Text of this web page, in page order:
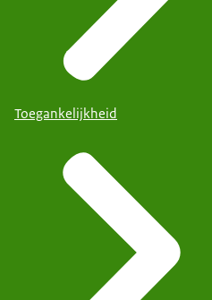
Toegankelijkheid